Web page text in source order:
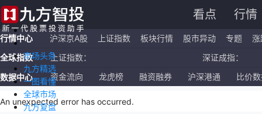
看点 行情
市场头条
九方精选
一图看懂
全球市场
九方复盘
行情中心 沪深京A股 上证指数 板块行情 股市异动 专题
涨
全球指数
上证指数：
深证成指：
恒生指数：
国企指数：
纳斯达克ETF：
数据中心 资金流向 龙虎榜 融资融券 沪深港通 比价
An unexpected error has occurred.